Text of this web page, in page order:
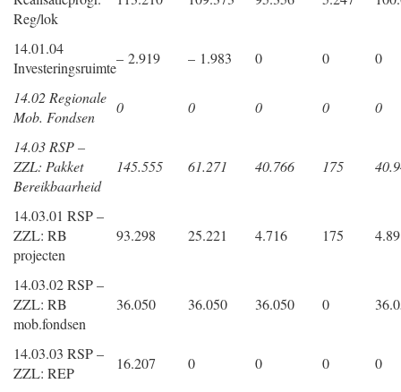
Reg/lok
14.01.04
Investeringsruimte
– 2.919 – 1.983 0 0 0
14.02 Regionale
Mob. Fondsen
0 0 0 0 0
14.03 RSP –
ZZL: Pakket
Bereikbaarheid
145.555 61.271 40.766 175
14.03.01 RSP –
ZZL: RB
projecten
93.298 25.221 4.716 175
14.03.02 RSP –
ZZL: RB
mob.fondsen
36.050 36.050 36.050 0
14.03.03 RSP –
ZZL: REP
16.207 0 0 0 0